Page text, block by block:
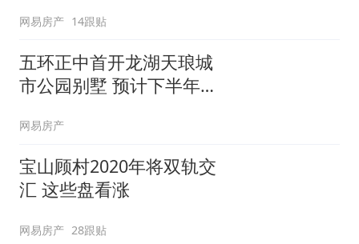
网易房产 14跟贴
五环正中首开龙湖天琅城
市公园别墅 预计下半年入
网易房产
宝山顾村2020年将双轨交
汇 这些盘看涨
网易房产 28跟贴